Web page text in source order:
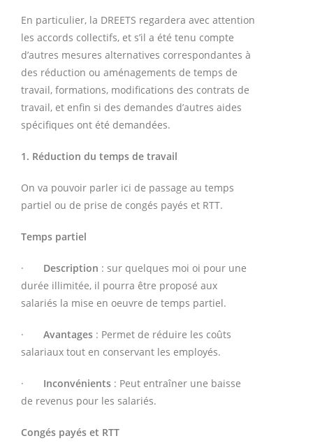
En particulier, la DREETS regardera avec attention
les accords collectifs, et s’il a été tenu compte
d’autres mesures alternatives correspondantes à
des réduction ou aménagements de temps de
travail, formations, modifications des contrats de
travail, et enfin si des demandes d’autres aides
spécifiques ont été demandées.
1. Réduction du temps de travail
On va pouvoir parler ici de passage au temps
partiel ou de prise de congés payés et RTT.
Temps partiel
· Description : sur quelques moi oi pour une
durée illimitée, il pourra être proposé aux
salariés la mise en oeuvre de temps partiel.
· Avantages : Permet de réduire les coûts
salariaux tout en conservant les employés.
· Inconvénients : Peut entraîner une baisse
de revenus pour les salariés.
Congés payés et RTT